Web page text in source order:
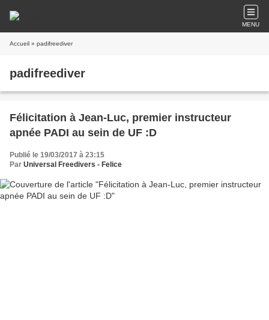
MENU
Accueil » padifreediver
padifreediver
Félicitation à Jean-Luc, premier instructeur
apnée PADI au sein de UF :D
Publié le 19/03/2017 à 23:15
Par Universal Freedivers - Felice